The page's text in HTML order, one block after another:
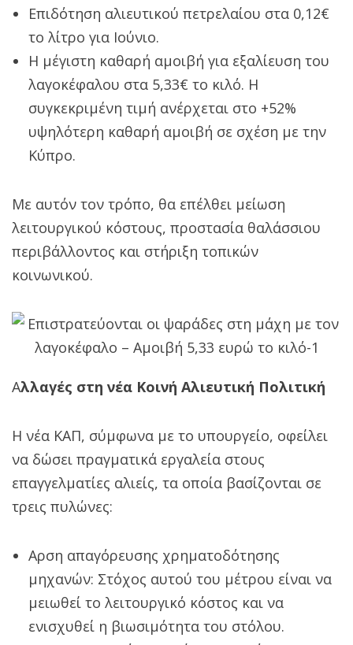
Επιδότηση αλιευτικού πετρελαίου στα 0,12€
το λίτρο για Ιούνιο.
Η μέγιστη καθαρή αμοιβή για εξαλίευση του
λαγοκέφαλου στα 5,33€ το κιλό. Η
συγκεκριμένη τιμή ανέρχεται στο +52%
υψηλότερη καθαρή αμοιβή σε σχέση με την
Κύπρο.
Με αυτόν τον τρόπο, θα επέλθει μείωση
λειτουργικού κόστους, προστασία θαλάσσιου
περιβάλλοντος και στήριξη τοπικών
κοινωνικού.
Αλλαγές στη νέα Κοινή Αλιευτική Πολιτική
Η νέα ΚΑΠ, σύμφωνα με το υπουργείο, οφείλει
να δώσει πραγματικά εργαλεία στους
επαγγελματίες αλιείς, τα οποία βασίζονται σε
τρεις πυλώνες:
Αρση απαγόρευσης χρηματοδότησης
μηχανών: Στόχος αυτού του μέτρου είναι να
μειωθεί το λειτουργικό κόστος και να
ενισχυθεί η βιωσιμότητα του στόλου.